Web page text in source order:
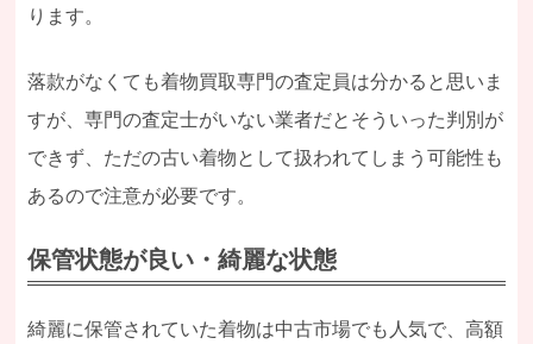
ります。
落款がなくても着物買取専門の査定員は分かると思いま
すが、専門の査定士がいない業者だとそういった判別が
できず、ただの古い着物として扱われてしまう可能性も
あるので注意が必要です。
保管状態が良い・綺麗な状態
綺麗に保管されていた着物は中古市場でも人気で、高額